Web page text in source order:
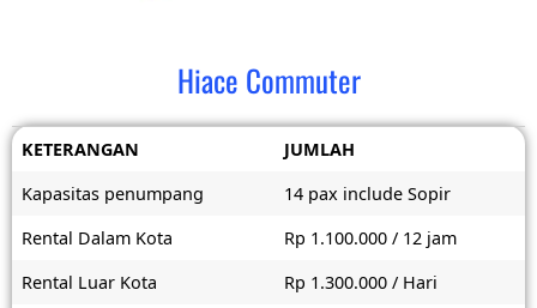
Hiace Commuter
KETERANGAN
JUMLAH
Kapasitas penumpang
14 pax include Sopir
Rental Dalam Kota
Rp 1.100.000 / 12 jam
Rental Luar Kota
Rp 1.300.000 / Hari